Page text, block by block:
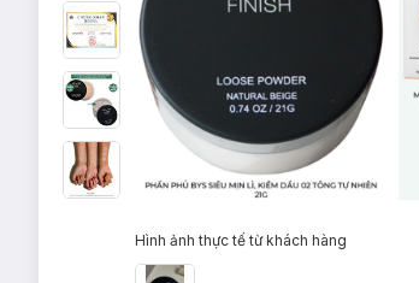
Hình ảnh thực tế từ khách hàng